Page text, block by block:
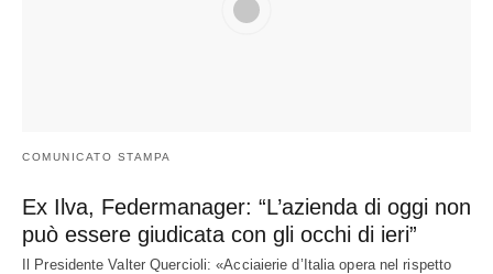
COMUNICATO STAMPA
Ex Ilva, Federmanager: “L’azienda di oggi non
può essere giudicata con gli occhi di ieri”
Il Presidente Valter Quercioli: «Acciaierie d’Italia opera nel rispetto